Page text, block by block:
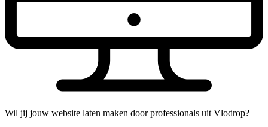
Wil jij jouw website laten maken door professionals uit Vlodrop?